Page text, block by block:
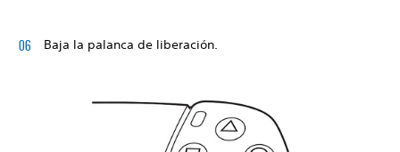
Baja la palanca de liberación.